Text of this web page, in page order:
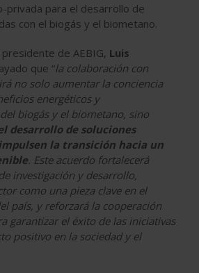
privada para el desarrollo de
con el biogás y el biometano.
de AEBIG, Luis
que “la colaboración con
no solo aumentar la conciencia
energéticos y
biogás y el biometano, sino
desarrollo de soluciones
la transición hacia un
. Este acuerdo fortalecerá
investigación y desarrollo,
como una pieza clave en el
país, y reforzará la cooperación
garantizar el éxito de las iniciativas
positivo en la sociedad y el